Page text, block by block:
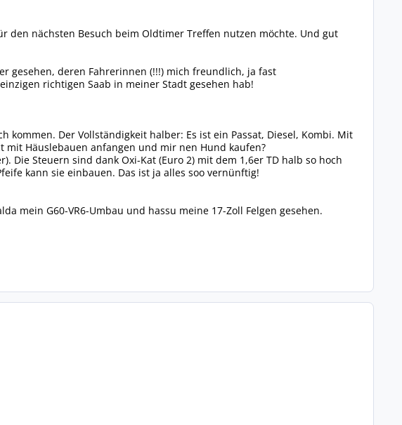
den nächsten Besuch beim Oldtimer Treffen nutzen möchte. Und gut
gesehen, deren Fahrerinnen (!!!) mich freundlich, ja fast
richtigen Saab in meiner Stadt gesehen hab!
Der Vollständigkeit halber: Es ist ein Passat, Diesel, Kombi. Mit
mit Häuslebauen anfangen und mir nen Hund kaufen?
Die Steuern sind dank Oxi-Kat (Euro 2) mit dem 1,6er TD halb so hoch
kann sie einbauen. Das ist ja alles soo vernünftig!
mein G60-VR6-Umbau und hassu meine 17-Zoll Felgen gesehen.